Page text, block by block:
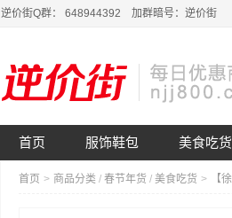
逆价街Q群： 648944392 加群暗号：逆价街
首页 服饰鞋包 美食吃货
首页 > 商品分类 / 春节年货 / 美食吃货 >